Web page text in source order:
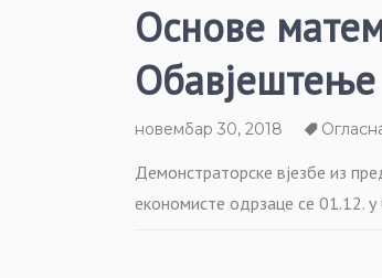
Основе
Обавјештење
новембар 30, 2018
Демонстраторске вјезбе из
економисте одрзаце се 01.12.